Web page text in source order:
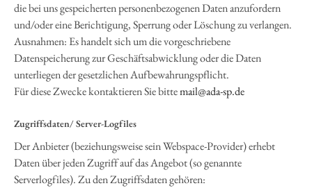
die bei uns gespeicherten personenbezogenen Daten anzufordern
und/oder eine Berichtigung, Sperrung oder Löschung zu verlangen.
Ausnahmen: Es handelt sich um die vorgeschriebene
Datenspeicherung zur Geschäftsabwicklung oder die Daten
unterliegen der gesetzlichen Aufbewahrungspflicht.
Für diese Zwecke kontaktieren Sie bittemail@ada-sp.de
Zugriffsdaten/ Server-Logfiles
Der Anbieter (beziehungsweise sein Webspace-Provider) erhebt
Daten über jeden Zugriff auf das Angebot (so genannte
Serverlogfiles). Zu den Zugriffsdaten gehören: